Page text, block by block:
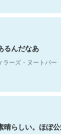
んだなあ
ーズ・ヌートバー
らしい。ほぼ
いよね。この手